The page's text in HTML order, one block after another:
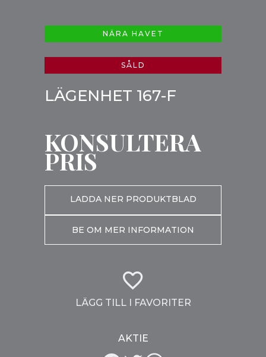
NÄRA HAVET
SÅLD
LÄGENHET 167-F
KONSULTERA
PRIS
LADDA NER PRODUKTBLAD
BE OM MER INFORMATION
LÄGG TILL I FAVORITER
AKTIE